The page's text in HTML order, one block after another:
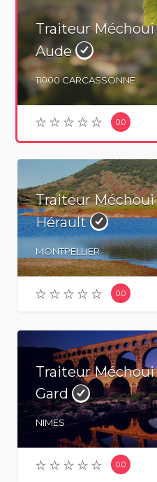
Traiteur
Aude
11000CARCASSONNE
0.0
Traiteur
Hérault
MONTPELLIER
0.0
Traiteur
Gard
NIMES
0.0